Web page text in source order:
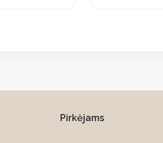
Pirkėjams